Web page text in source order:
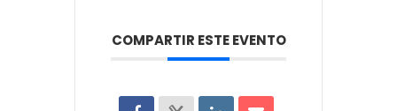
COMPARTIR ESTE EVENTO